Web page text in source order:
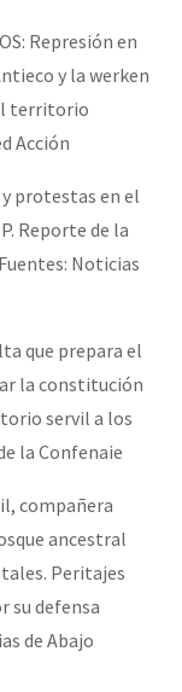
de Jesús
Estado Espanhol
lutas pela
Resistencia y
Represión en
y la werken
territorio
Acción
protestas en el
Reporte de la
Noticias
que prepara el
la constitución
servil a los
la Confenaie
compañera
ancestral
Peritajes
su defensa
de Abajo